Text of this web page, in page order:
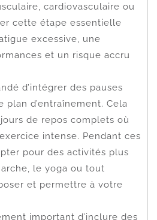
cardiovasculaire ou
cette étape essentielle
excessive, une
et un risque accru
d’intégrer des pauses
plan d’entraînement. Cela
de repos complets où
intense. Pendant ces
pour des activités plus
le yoga ou tout
et permettre à votre
important d’inclure des